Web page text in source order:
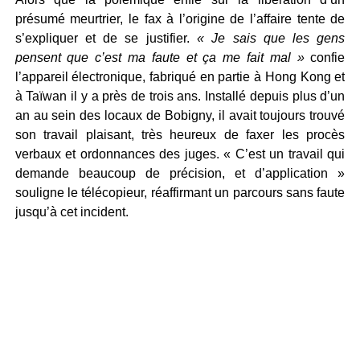
présumé meurtrier, le fax à l’origine de l’affaire tente de
s’expliquer et de se justifier. « Je sais que les gens
pensent que c’est ma faute et ça me fait mal »confie
l’appareil électronique, fabriqué en partie à Hong Kong et
à Taïwan il y a près de trois ans. Installé depuis plus d’un
an au sein des locaux de Bobigny, il avait toujours trouvé
son travail plaisant, très heureux de faxer les procès
verbaux et ordonnances des juges. « C’est un travail qui
demande beaucoup de précision, et d’application »
souligne le télécopieur, réaffirmant un parcours sans faute
jusqu’à cet incident.